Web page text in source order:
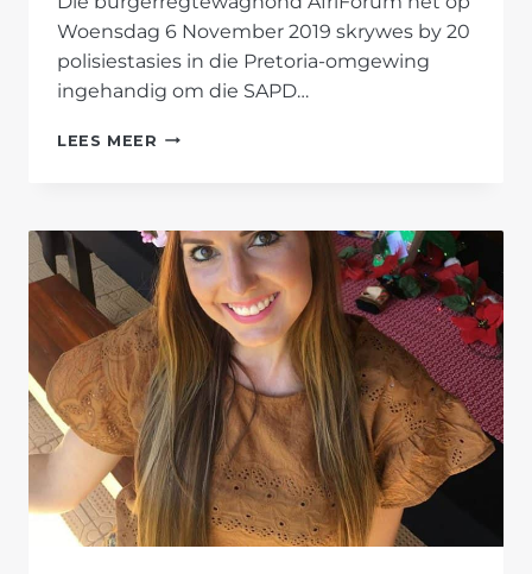
Woensdag 6 November 2019 skrywes by 20
polisiestasies in die Pretoria-omgewing
ingehandig om die SAPD…
LEES MEER AFRIFORUM
SAPD
IN
OOR
GRONDGRYPE